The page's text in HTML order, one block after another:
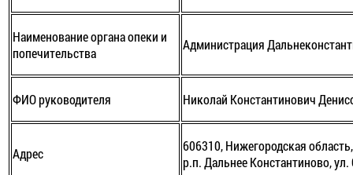
Наименование органа опеки и
попечительства
Администрация
ФИО руководителя Николай Константинович
Адрес
606310, Нижегородская
р.п. Дальнее Константиново, ул.